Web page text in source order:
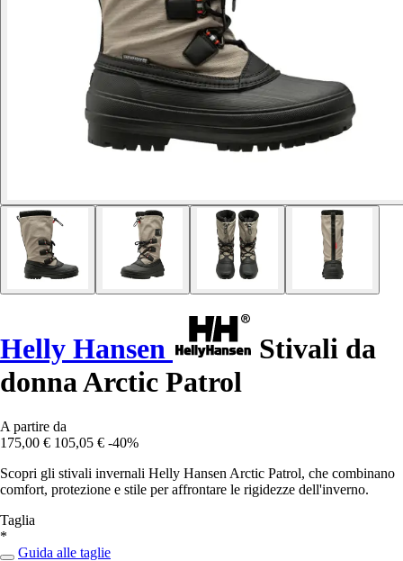
Helly Hansen
Stivali da
donna Arctic Patrol
A partire da
175,00 € 105,05 € -40%
Scopri gli stivali invernali Helly Hansen Arctic Patrol, che combinano
comfort, protezione e stile per affrontare le rigidezze dell'inverno.
Taglia
*
Guida alle taglie